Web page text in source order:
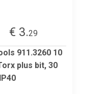
€ 3.29
911.3260 10
plus bit, 30